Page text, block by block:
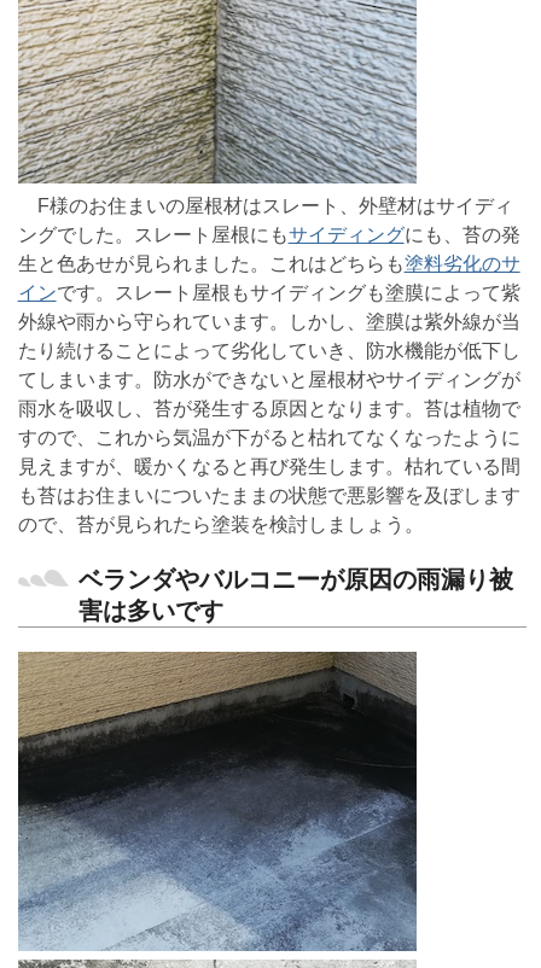
F様のお住まいの屋根材はスレート、外壁材はサイディ
ングでした。スレート屋根にもサイディングにも、苔の発
生と色あせが見られました。これはどちらも塗料劣化のサ
インです。スレート屋根もサイディングも塗膜によって紫
外線や雨から守られています。しかし、塗膜は紫外線が当
たり続けることによって劣化していき、防水機能が低下し
てしまいます。防水ができないと屋根材やサイディングが
雨水を吸収し、苔が発生する原因となります。苔は植物で
すので、これから気温が下がると枯れてなくなったように
見えますが、暖かくなると再び発生します。枯れている間
も苔はお住まいについたままの状態で悪影響を及ぼします
ので、苔が見られたら塗装を検討しましょう。
ベランダやバルコニーが原因の雨漏り被
害は多いです